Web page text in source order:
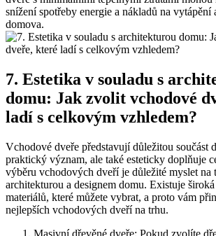
snížení spotřeby energie a ⁤nákladů na vytápění
domova.
7. Estetika v‌ souladu ⁤s
domu: Jak zvolit vchodové
ladí ⁢s celkovým vzhledem?
Vchodové dveře představují důležitou součást
praktický ⁤význam, ale také esteticky doplňuje
výběru vchodových dveří je důležité myslet na
architekturou a designem domu.‍ Existuje⁤
materiálů, které můžete vybrat, a proto vám
⁤nejlepších vchodových dveří na trhu.
Masivní dřevěné dveře: Pokud zvolíte